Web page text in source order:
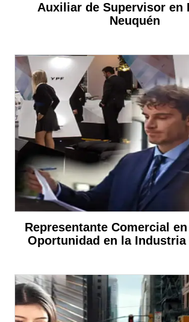
Auxiliar de Supervisor en
Neuquén
Representante Comercial
Oportunidad en la Industria